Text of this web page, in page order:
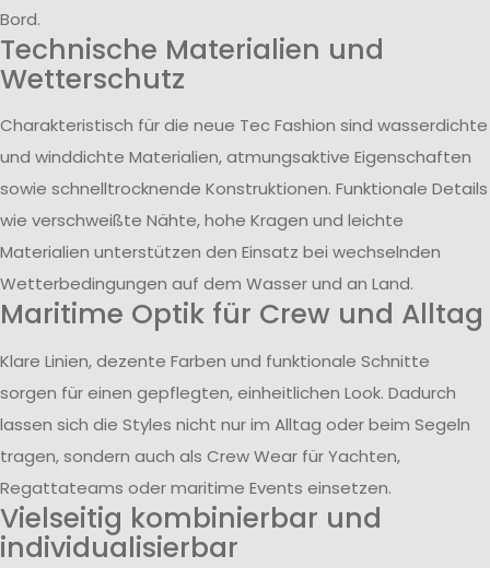
Bord.
Technische Materialien und
Wetterschutz
Charakteristisch für die neue Tec Fashion sind wasserdichte
und winddichte Materialien, atmungsaktive Eigenschaften
sowie schnelltrocknende Konstruktionen. Funktionale Details
wie verschweißte Nähte, hohe Kragen und leichte
Materialien unterstützen den Einsatz bei wechselnden
Wetterbedingungen auf dem Wasser und an Land.
Maritime Optik für Crew und Alltag
Klare Linien, dezente Farben und funktionale Schnitte
sorgen für einen gepflegten, einheitlichen Look. Dadurch
lassen sich die Styles nicht nur im Alltag oder beim Segeln
tragen, sondern auch als Crew Wear für Yachten,
Regattateams oder maritime Events einsetzen.
Vielseitig kombinierbar und
individualisierbar